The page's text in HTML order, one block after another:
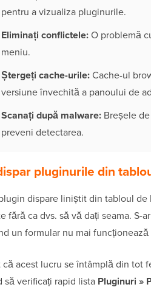
pentru a vizualiza pluginurile.
Eliminați conflictele:O problemă
meniu.
Ștergeți cache-urile:Cache-ul
versiune învechită a panoului de
Scanați după malware: Breșele
preveni detectarea.
pluginurile din
dispare liniștit din tabloul
fără ca dvs. să vă dați seama. S-
un formular nu mai
acest lucru se întâmplă din tot
să verificați rapid lista Pluginuri »